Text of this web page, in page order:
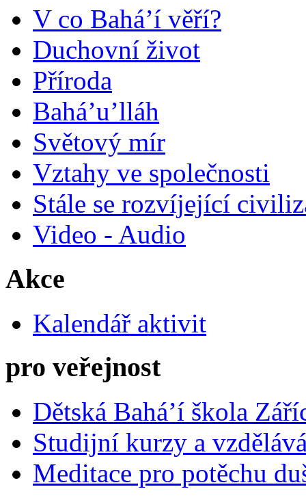
V co Bahá’í věří?
Duchovní život
Příroda
Bahá’u’lláh
Světový mír
Vztahy ve společnosti
Stále se rozvíjející
Video - Audio
Akce
Kalendář aktivit
pro veřejnost
Dětská Bahá’í škola
Studijní kurzy a
Meditace pro potěchu